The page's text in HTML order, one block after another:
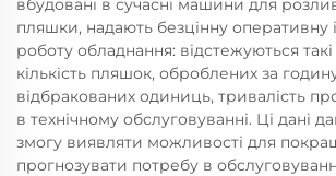
вбудовані в сучасні машини для
пляшки, надають безцінну
роботу обладнання: відстежуються
кількість пляшок, оброблених за
відбракованих одиниць, тривалість
в технічному обслуговуванні. Ці дані
змогу виявляти можливості для
прогнозувати потребу в